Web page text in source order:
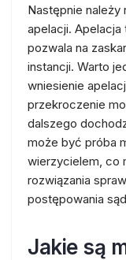
Następnie
apelacji.
pozwala na
instancji. Warto
wniesienie
przekroczenie
dalszego
może być próba
wierzycielem, co
rozwiązania
postępowania
Jakie są